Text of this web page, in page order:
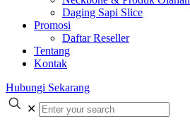
Daging Sapi Slice
Promosi
Daftar Reseller
Tentang
Kontak
Hubungi Sekarang
✕